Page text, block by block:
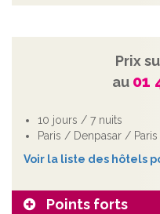
Prix
au 01
10 jours / 7 nuits
Paris / Denpasar / Paris
Voir la liste des hôtels
Points forts